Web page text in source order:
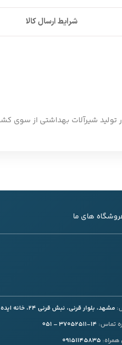
شرایط ارسال کالا
های ما
مشهد، بلوار قرنی، نبش قرنی 24، خانه ایده آل
تماس: 14-37052511 – 051
همراه: 09151145835